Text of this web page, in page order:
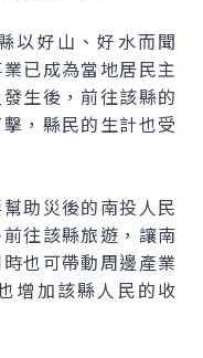
好山、好水而聞
已成為當地居民主
生後，前往該縣的
，縣民的生計也受
助災後的南投人民
往該縣旅遊，讓南
也可帶動周邊產業
增加該縣人民的收